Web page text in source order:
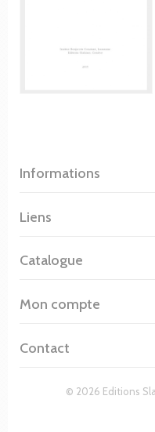
Informations
© 2026 Editions
Liens
Catalogue
Mon compte
Contact